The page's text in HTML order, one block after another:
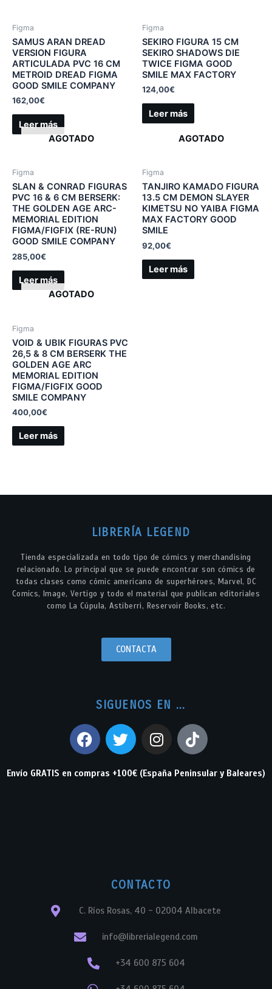
Figma
SAMUS ARAN DREAD
VERSION FIGURA
ARTICULADA PVC 16 CM
METROID DREAD FIGMA
GOOD SMILE COMPANY
162,00€
Leer más
Figma
SEKIRO FIGURA 15 CM
SEKIRO SHADOWS DIE
TWICE FIGMA GOOD
SMILE MAX FACTORY
124,00€
Leer más
AGOTADO
Figma
SLAN & CONRAD FIGURAS
PVC 16 & 6 CM BERSERK:
THE GOLDEN AGE ARC-
MEMORIAL EDITION
FIGMA/FIGFIX (RE-RUN)
GOOD SMILE COMPANY
285,00€
Leer más
AGOTADO
Figma
TANJIRO KAMADO FIGURA
13.5 CM DEMON SLAYER
KIMETSU NO YAIBA FIGMA
MAX FACTORY GOOD
SMILE
92,00€
Leer más
AGOTADO
Figma
VOID & UBIK FIGURAS PVC
26,5 & 8 CM BERSERK THE
GOLDEN AGE ARC
MEMORIAL EDITION
FIGMA/FIGFIX GOOD
SMILE COMPANY
400,00€
Leer más
LIBRERÍA LEGEND
Tienda especializada en todo tipo de cómics y merchandising
relacionado. Lo principal que se puede encontrar son cómics de
todas clases como cómic americano de superhéroes, Marvel, DC
Comics, Image, Vertigo y todo el material que publican editoriales
como La Cúpula, Astiberri, Reservoir Books, etc.
CONTACTA
SIGUENOS EN ...
Envío GRATIS en compras +100€ (España Peninsular y Baleares)
CONTACTO
C. Ríos Rosas, 40 - 02004 Albacete
info@librerialegend.com
+34 600 875 604